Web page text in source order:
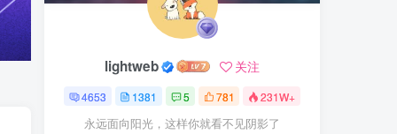
lightweb 关注
4653 1381 5 781 231W+
永远面向阳光，这样你就看不见阴影了